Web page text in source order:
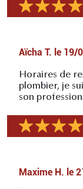
Aïcha T. le 19/
Horaires de
plombier, je
son
Maxime H. le